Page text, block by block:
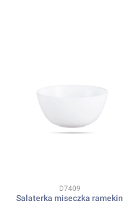
Kod produktu
D7409
Salaterka miseczka ramekin